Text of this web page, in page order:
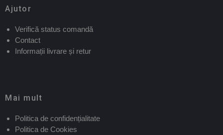
Ajutor
Verifică status comandă
Contact
Informații livrare și retur
Mai mult
Politica de confidențialitate
Politica de Cookies